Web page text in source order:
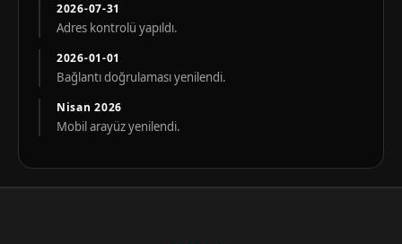
2026-07-31
Adres kontrolü yapıldı.
2026-01-01
Bağlantı doğrulaması yenilendi.
Nisan 2026
Mobil arayüz yenilendi.